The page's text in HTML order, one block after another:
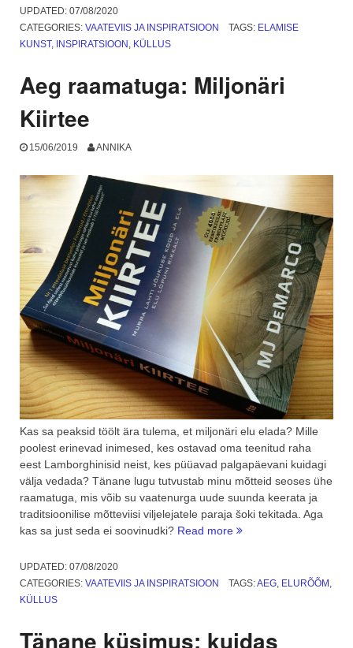
voolama
saada
ehk
euroga”
UPDATED: 07/08/2020
CATEGORIES: VAATEVIIS JA INSPIRATSIOON TAGS: ELAMISE
KUNST, INSPIRATSIOON , KÜLLUS
Aeg raamatuga: Miljonäri
Kiirtee
15/06/2019 ANNIKA
Kas sa peaksid töölt ära tulema, et miljonäri elu elada? Mille
poolest erinevad inimesed, kes ostavad oma teenitud raha
eest Lamborghinisid neist, kes püüavad palgapäevani kuidagi
välja vedada? Tänane lugu tutvustab minu mõtteid seoses ühe
raamatuga, mis võib su vaatenurga uude suunda keerata ja
traditsioonilise mõtteviisi viljelejatele paraja šoki tekitada. Aga
kas sa just seda ei soovinudki? Read more “Aeg
Kiirtee”
UPDATED: 07/08/2020
CATEGORIES: VAATEVIIS JA INSPIRATSIOON TAGS:AEG, ELURÕÕM
KÜLLUS
Tänane küsimus: kuidas